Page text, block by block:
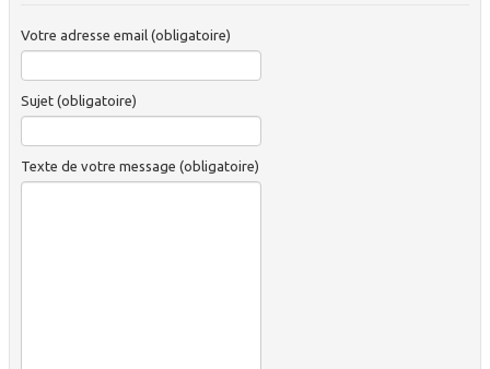
Votre adresse email (obligatoire)
Sujet (obligatoire)
Texte de votre message (obligatoire)